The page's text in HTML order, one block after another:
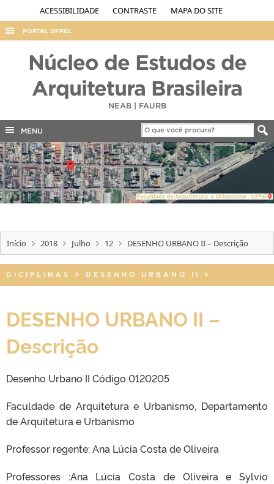
ACESSIBILIDADE CONTRASTE MAPA DO SITE
PORTAL UFPEL
AUDITORIA
COBALTO
EDITAIS
INTERNACIONAL
OUVIDORIA
PORTARIAS
Núcleo de Estudos de
Arquitetura Brasileira
NEAB | FAURB
MENU
Início 2018 Julho 12 DESENHO URBANO II – Descrição
DICIPLINAS > DESENHO URBANO II >
DESENHO URBANO II –
Descrição
Desenho Urbano II Código 0120205
Faculdade de Arquitetura e Urbanismo, Departamento
de Arquitetura e Urbanismo
Professor regente: Ana Lúcia Costa de Oliveira
Professores :Ana Lúcia Costa de Oliveira e Sylvio